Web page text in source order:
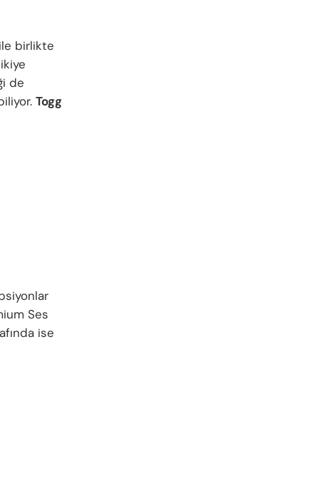
birlikte
de
Togg
Ses
ise